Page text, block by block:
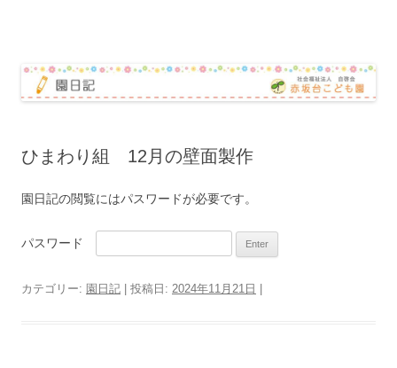
テ
ツ
ッ
プ
ひまわり組 12月の壁面製作
園日記の閲覧にはパスワードが必要です。
パスワード
カテゴリー: 園日記 | 投稿日: 2024年11月21日 |